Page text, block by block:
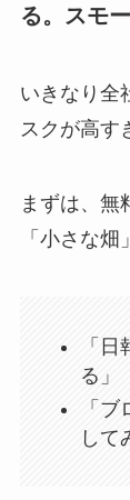
る。スモ
いきなり全
スクが高す
まずは、無
「小さな
「
る」
「
して